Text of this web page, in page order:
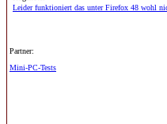
Leider funktioniert das unter Firefox 48 wohl
Partner:
Mini-PC-Tests